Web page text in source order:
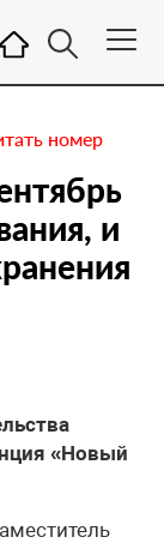
номер
и
«Новый